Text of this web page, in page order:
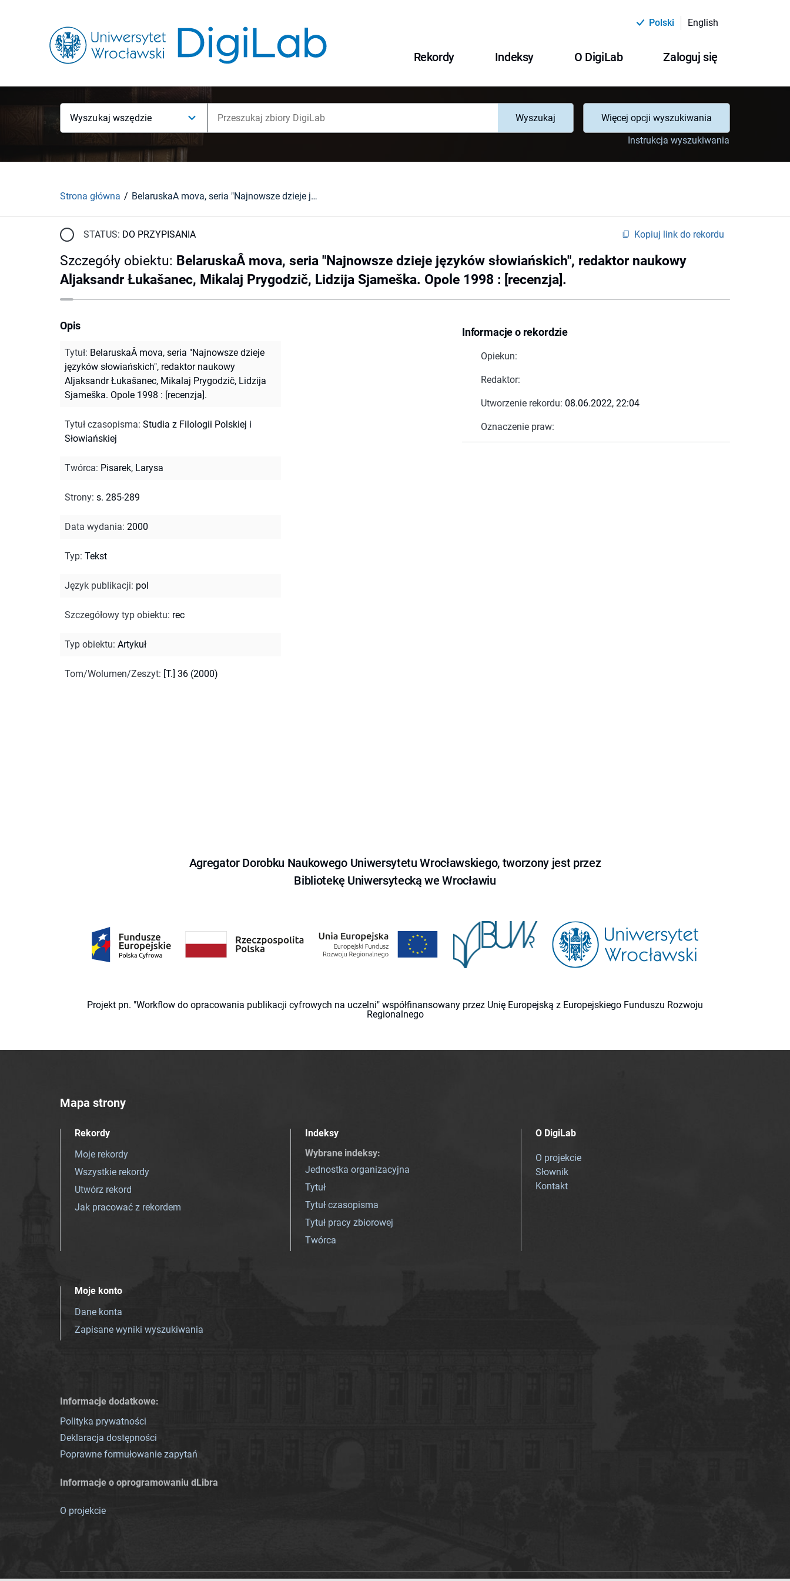
Polski English
Rekordy Indeksy O DigiLab Zaloguj się
Wyszukaj wszędzie Wyszukaj
Więcej opcji wyszukiwania
Instrukcja wyszukiwania
Strona główna BelaruskaÂ mova, seria "Najnowsze dzieje języków słowiańskich", redaktor naukowy Aljaksandr Łukašanec, Mikalaj Prygodzič, Lidzija Sjameška. Opole 1998 : [recenzja].
STATUS: DO PRZYPISANIA Kopiuj link do rekordu
Szczegóły obiektu: BelaruskaÂ mova, seria "Najnowsze dzieje języków słowiańskich", redaktor naukowy
Aljaksandr Łukašanec, Mikalaj Prygodzič, Lidzija Sjameška. Opole 1998 : [recenzja].
Informacje o rekordzie
Opiekun:
Redaktor:
Utworzenie rekordu: 08.06.2022, 22:04
Oznaczenie praw:
Opis
Tytuł: BelaruskaÂ mova, seria "Najnowsze dzieje
języków słowiańskich", redaktor naukowy
Aljaksandr Łukašanec, Mikalaj Prygodzič, Lidzija
Sjameška. Opole 1998 : [recenzja].
Tytuł czasopisma: Studia z Filologii Polskiej i
Słowiańskiej
Twórca: Pisarek, Larysa
Strony: s. 285-289
Data wydania: 2000
Typ: Tekst
Język publikacji: pol
Szczegółowy typ obiektu: rec
Typ obiektu: Artykuł
Tom/Wolumen/Zeszyt: [T.] 36 (2000)
Agregator Dorobku Naukowego Uniwersytetu Wrocławskiego, tworzony jest przez
Bibliotekę Uniwersytecką we Wrocławiu
Projekt pn. "Workflow do opracowania publikacji cyfrowych na uczelni" współfinansowany przez Unię Europejską z Europejskiego Funduszu Rozwoju
Regionalnego
Mapa strony
Rekordy
Moje rekordy
Wszystkie rekordy
Utwórz rekord
Jak pracować z rekordem
Indeksy
Wybrane indeksy:
Jednostka organizacyjna
Tytuł
Tytuł czasopisma
Tytuł pracy zbiorowej
Twórca
O DigiLab
O projekcie
Słownik
Kontakt
Moje konto
Dane konta
Zapisane wyniki wyszukiwania
Informacje dodatkowe:
Polityka prywatności
Deklaracja dostępności
Poprawne formułowanie zapytań
Informacje o oprogramowaniu dLibra
O projekcie